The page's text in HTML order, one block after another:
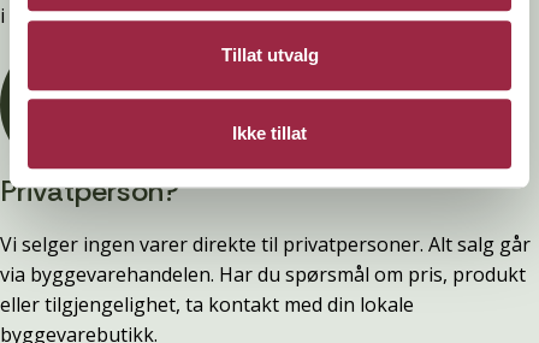
Tillat utvalg
Ikke tillat
i våre FDV-er.
Privatperson?
Vi selger ingen varer direkte til privatpersoner. Alt salg går
via byggevarehandelen. Har du spørsmål om pris, produkt
eller tilgjengelighet, ta kontakt med din lokale
byggevarebutikk.